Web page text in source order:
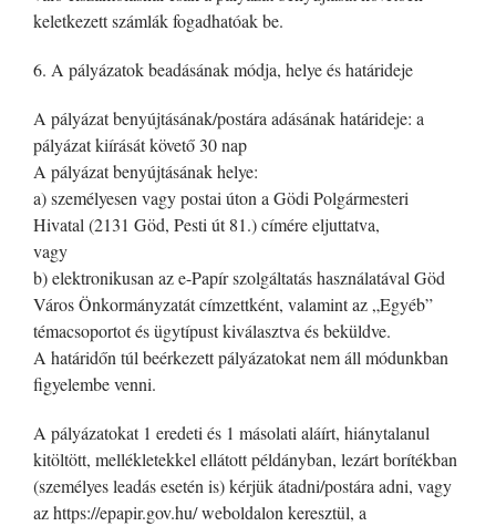
keletkezett számlák fogadhatóak be.
6. A pályázatok beadásának módja, helye és határideje
A pályázat benyújtásának/postára adásának határideje: a
pályázat kiírását követő 30 nap
A pályázat benyújtásának helye:
a) személyesen vagy postai úton a Gödi Polgármesteri
Hivatal (2131 Göd, Pesti út 81.) címére eljuttatva,
vagy
b) elektronikusan az e-Papír szolgáltatás használatával Göd
Város Önkormányzatát címzettként, valamint az „Egyéb”
témacsoportot és ügytípust kiválasztva és beküldve.
A határidőn túl beérkezett pályázatokat nem áll módunkban
figyelembe venni.
A pályázatokat 1 eredeti és 1 másolati aláírt, hiánytalanul
kitöltött, mellékletekkel ellátott példányban, lezárt borítékban
(személyes leadás esetén is) kérjük átadni/postára adni, vagy
az https://epapir.gov.hu/ weboldalon keresztül, a